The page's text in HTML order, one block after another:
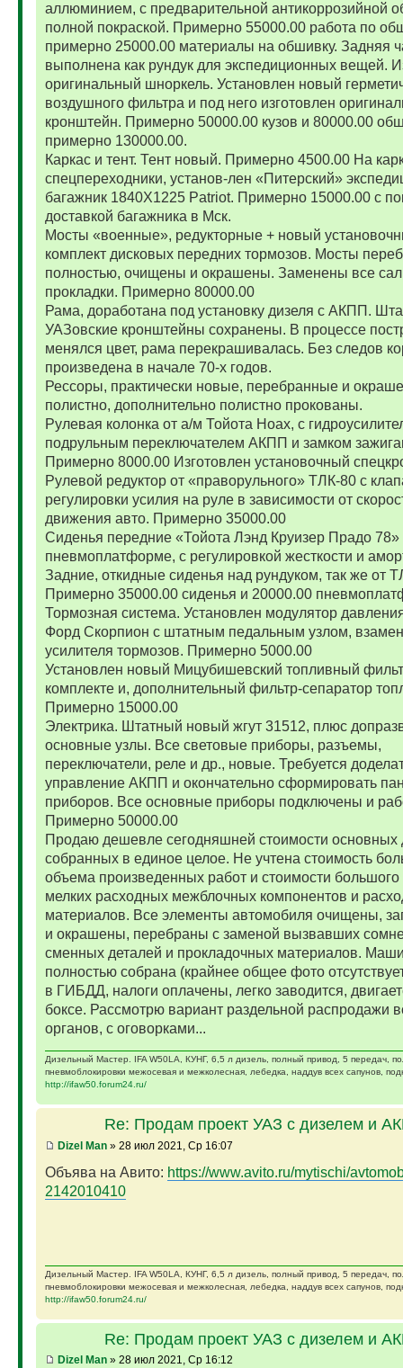
аллюминием, с предварительной антикоррозийной
полной покраской. Примерно 55000.00 работа по
примерно 25000.00 материалы на обшивку. Задняя
выполнена как рундук для экспедиционных вещей.
оригинальный шноркель. Установлен новый
воздушного фильтра и под него изготовлен
кронштейн. Примерно 50000.00 кузов и 80000.00
примерно 130000.00.
Каркас и тент. Тент новый. Примерно 4500.00 На
спецпереходники, установ-лен «Питерский»
багажник 1840Х1225 Patriot. Примерно 15000.00 с
доставкой багажника в Мск.
Мосты «военные», редукторные + новый
комплект дисковых передних тормозов. Мосты
полностью, очищены и окрашены. Заменены все
прокладки. Примерно 80000.00
Рама, доработана под установку дизеля с АКПП.
УАЗовские кронштейны сохранены. В процессе
менялся цвет, рама перекрашивалась. Без следов
произведена в начале 70-х годов.
Рессоры, практически новые, перебранные и
полистно, дополнительно полистно прокованы.
Рулевая колонка от а/м Тойота Ноах, с
подрульным переключателем АКПП и замком
Примерно 8000.00 Изготовлен установочный
Рулевой редуктор от «праворульного» ТЛК-80 с
регулировки усилия на руле в зависимости от
движения авто. Примерно 35000.00
Сиденья передние «Тойота Лэнд Круизер Прадо 78»
пневмоплатформе, с регулировкой жесткости и
Задние, откидные сиденья над рундуком, так же от
Примерно 35000.00 сиденья и 20000.00
Тормозная система. Установлен модулятор
Форд Скорпион с штатным педальным узлом, взамен
усилителя тормозов. Примерно 5000.00
Установлен новый Мицубишевский топливный
комплекте и, дополнительный фильтр-сепаратор
Примерно 15000.00
Электрика. Штатный новый жгут 31512, плюс
основные узлы. Все световые приборы, разъемы,
переключатели, реле и др., новые. Требуется
управление АКПП и окончательно сформировать
приборов. Все основные приборы подключены и
Примерно 50000.00
Продаю дешевле сегодняшней стоимости основных
собранных в единое целое. Не учтена стоимость
объема произведенных работ и стоимости большого
мелких расходных межблочных компонентов и
материалов. Все элементы автомобиля очищены,
и окрашены, перебраны с заменой вызвавших
сменных деталей и прокладочных материалов.
полностью собрана (крайнее общее фото
в ГИБДД, налоги оплачены, легко заводится,
боксе. Рассмотрю вариант раздельной распродажи
органов, с оговорками...
Дизельный Мастер. IFA W50LA, КУНГ, 6,5 л дизель, полный привод, 5 передач,
пневмоблокировки межосевая и межколесная, лебедка, наддув всех сапунов,
http://ifaw50.forum24.ru/
Re: Продам проект УАЗ с дизелем и
Dizel Man» 28 июл 2021, Ср 16:07
Объява на Авито: https://www.avito.ru/mytischi/
2142010410
Дизельный Мастер. IFA W50LA, КУНГ, 6,5 л дизель, полный привод, 5 передач,
пневмоблокировки межосевая и межколесная, лебедка, наддув всех сапунов,
http://ifaw50.forum24.ru/
Re: Продам проект УАЗ с дизелем и
Dizel Man» 28 июл 2021, Ср 16:12